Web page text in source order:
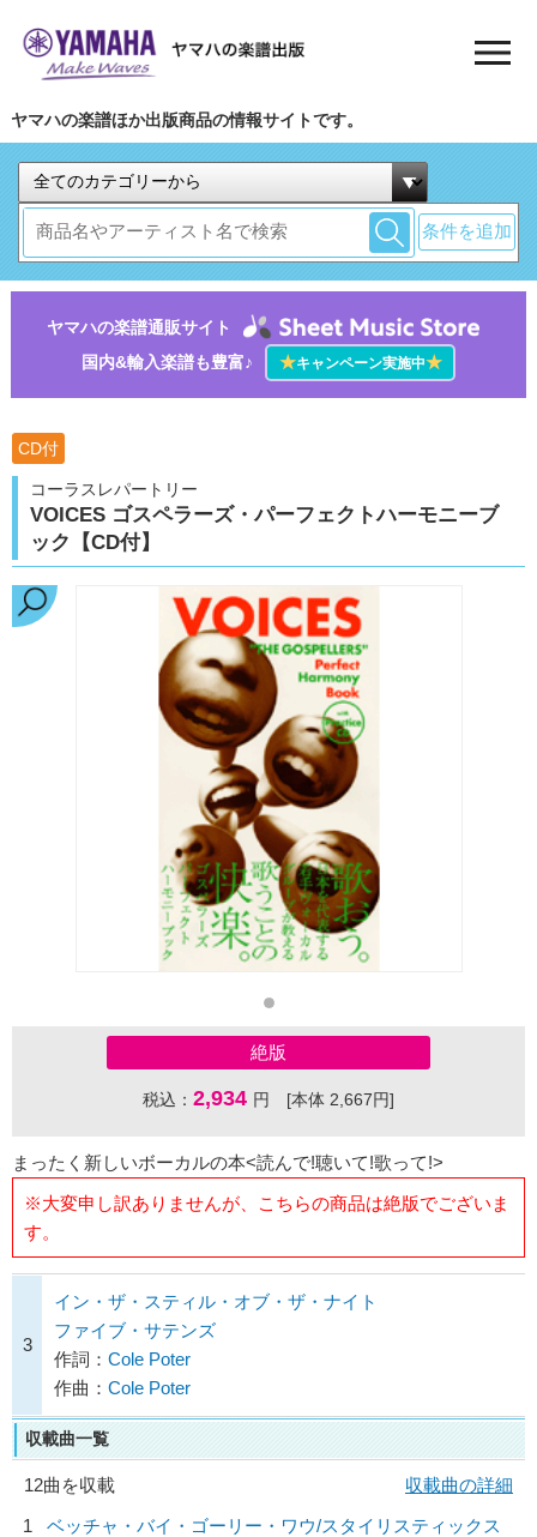
ヤマハの楽譜ほか出版商品の情報サイトです。
条件を追加
ヤマハの楽譜通販サイト
国内&輸入楽譜も豊富♪
★キャンペーン実施中★
CD付
コーラスレパートリー
VOICES ゴスペラーズ・パーフェクトハーモニーブ
ック【CD付】
絶版
税込： 2,934 円 [本体 2,667円]
まったく新しいボーカルの本<読んで!聴いて!歌って!>
※大変申し訳ありませんが、こちらの商品は絶版でございま
す。
3
イン・ザ・スティル・オブ・ザ・ナイト
ファイブ・サテンズ
作詞： Cole Poter
作曲： Cole Poter
収載曲一覧
12曲を収載
収載曲の詳細
1
ベッチャ・バイ・ゴーリー・ワウ/スタイリスティックス